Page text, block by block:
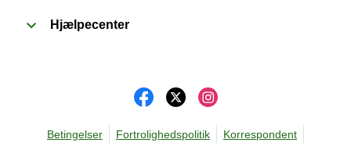
Hjælpecenter
Betingelser Fortrolighedspolitik Korrespondent